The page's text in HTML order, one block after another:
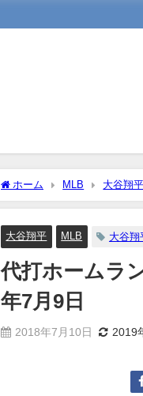
ホーム MLB 大谷翔平
大谷翔平 MLB 大谷翔
代打ホームラ
年7月9日
2018年7月10日 2019